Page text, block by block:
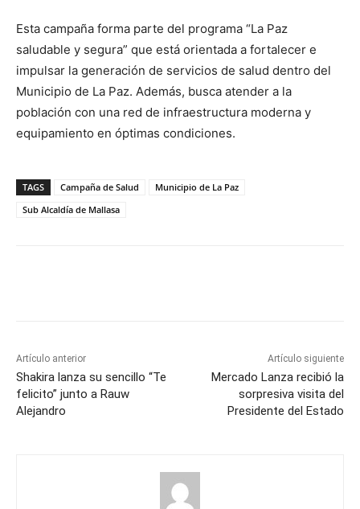
Esta campaña forma parte del programa “La Paz
saludable y segura” que está orientada a fortalecer e
impulsar la generación de servicios de salud dentro del
Municipio de La Paz. Además, busca atender a la
población con una red de infraestructura moderna y
equipamiento en óptimas condiciones.
TAGS Campaña de Salud
Municipio de La Paz
Sub Alcaldía de Mallasa
Artículo anterior
Shakira lanza su sencillo “Te
felicito” junto a Rauw
Alejandro
Artículo siguiente
Mercado Lanza recibió la
sorpresiva visita del
Presidente del Estado